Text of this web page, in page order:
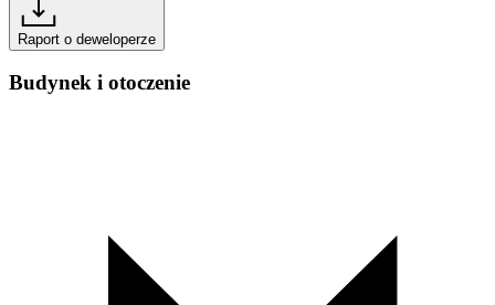
Raport o deweloperze
Budynek i otoczenie